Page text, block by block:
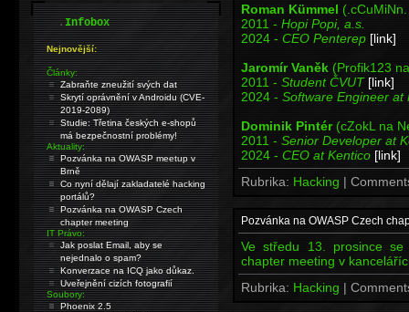
Roman Kümmel
2011 - Hopi Popi, a.s.
2024 - CEO Penterep [link]
Jaromír Vaněk (Profik123
2011 - Student ČVUT [link]
2024 - Software Engineer at
Dominik Pintér(cZokL na
2011 - Senior Developer at
2024 - CEO at Kentico [link]
Rubrika: Hacking |
Pozvánka na OWASP Czech
Ve středu 13. prosince
chapter meeting v
Rubrika: Hacking |
.Infobox
Nejnovější:
Články:
Zabraňte zneužití svých dat
Skrytí oprávnění v Androidu (CVE-
2019-2089)
Studie: Třetina českých e-shopů
má bezpečnostní problémy!
Aktuality:
Pozvánka na OWASP meetup v
Brně
Co nyní dělají zakladatelé hacking
portálů?
Pozvánka na OWASP Czech
chapter meeting
IT Právo:
Jak poslat Email, aby se
nejednalo o spam?
Konverzace na ICQ jako důkaz.
Uveřejnění cizích fotografií
Soubory:
Phoenix 2.5